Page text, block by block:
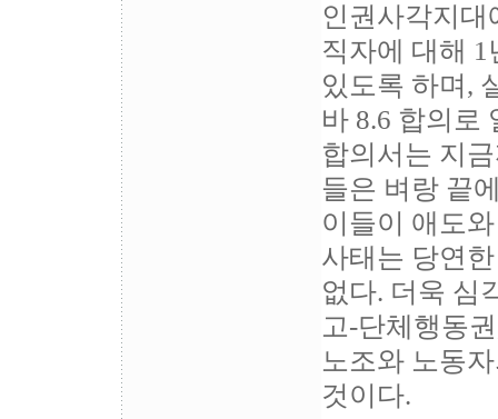
인권사각지대
직자에 대해
있도록 하며,
바 8.6 합의로
합의서는 지
들은 벼랑 끝
이들이 애도
사태는 당연
없다. 더욱 심
고-단체행동
노조와 노동
것이다.